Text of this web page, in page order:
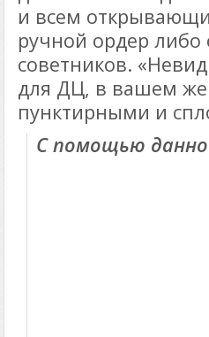
и всем
ручной ордер
советников.
для ДЦ, в вашем
пунктирными и
С помощью